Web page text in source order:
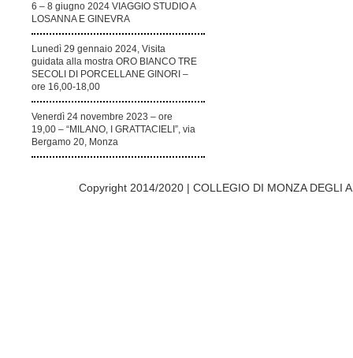
6 – 8 giugno 2024 VIAGGIO STUDIO A
LOSANNA E GINEVRA
Lunedì 29 gennaio 2024, Visita
guidata alla mostra ORO BIANCO TRE
SECOLI DI PORCELLANE GINORI –
ore 16,00-18,00
Venerdì 24 novembre 2023 – ore
19,00 – “MILANO, I GRATTACIELI”, via
Bergamo 20, Monza
Copyright 2014/2020 | COLLEGIO DI MONZA DEGLI